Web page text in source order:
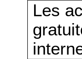
Les